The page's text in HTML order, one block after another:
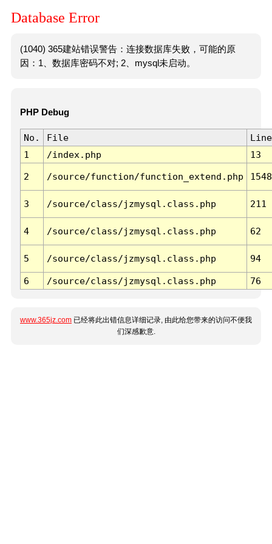
Database Error
(1040) 365建站错误警告：连接数据库失败，可能的原
因：1、数据库密码不对; 2、mysql未启动。
PHP Debug
No. File
Line
1
/index.php 13
2 /source/function/function_extend.php 1548
3 /source/class/jzmysql.class.php 211
4 /source/class/jzmysql.class.php 62
5 /source/class/jzmysql.class.php 94
6 /source/class/jzmysql.class.php 76
www.365jz.com 已经将此出错信息详细记录, 由此给您带来的访问不便我
们深感歉意.